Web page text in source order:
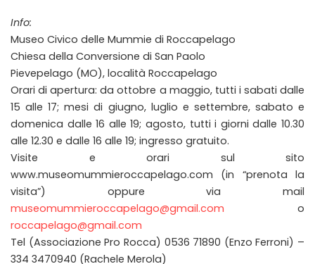
Info:
Museo Civico delle Mummie di Roccapelago
Chiesa della Conversione di San Paolo
Pievepelago (MO), località Roccapelago
Orari di apertura: da ottobre a maggio, tutti i sabati dalle
15 alle 17; mesi di giugno, luglio e settembre, sabato e
domenica dalle 16 alle 19; agosto, tutti i giorni dalle 10.30
alle 12.30 e dalle 16 alle 19; ingresso gratuito.
Visite e orari sul sito
www.museomummieroccapelago.com (in “prenota la
visita”) oppure via mail
museomummieroccapelago@gmail.com o
roccapelago@gmail.com
Tel (Associazione Pro Rocca) 0536 71890 (Enzo Ferroni) –
334 3470940 (Rachele Merola)